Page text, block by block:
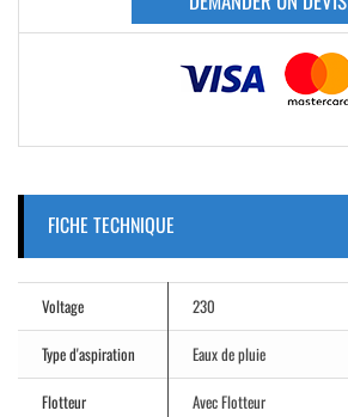
FICHE TECHNIQUE
Voltage
230
Type d'aspiration
Eaux de pluie
Flotteur
Avec Flotteur